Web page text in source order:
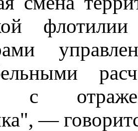
с
—